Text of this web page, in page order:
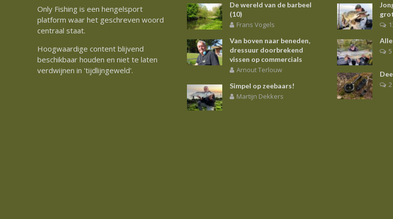
Only Fishing is een hengelsport
platform waar het geschreven woord
centraal staat.
Hoogwaardige content blijvend
beschikbaar houden en niet te laten
verdwijnen in 'tijdlijngeweld'.
De wereld van de barbeel
(10)
Frans Vogels
Van boven naar beneden,
dressuur doorbrekend
vissen op commercials
Arnout Terlouw
Simpel op zeebaars!
Martijn Dekkers